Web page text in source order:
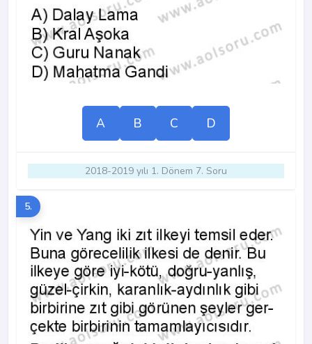
A B C D
2018-2019 yılı 1. Dönem 7. Soru
5.